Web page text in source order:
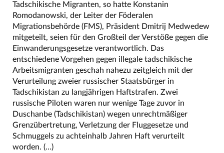
Tadschikische Migranten, so hatte Konstanin
Romodanowski, der Leiter der Föderalen
Migrationsbehörde (FMS), Präsident Dmitrij Medwedew
mitgeteilt, seien für den Großteil der Verstöße gegen die
Einwanderungsgesetze verantwortlich. Das
entschiedene Vorgehen gegen illegale tadschikische
Arbeitsmigranten geschah nahezu zeitgleich mit der
Verurteilung zweier russischer Staatsbürger in
Tadschikistan zu langjährigen Haftstrafen. Zwei
russische Piloten waren nur wenige Tage zuvor in
Duschanbe (Tadschikistan) wegen unrechtmäßiger
Grenzübertretung, Verletzung der Fluggesetze und
Schmuggels zu achteinhalb Jahren Haft verurteilt
worden. (…)